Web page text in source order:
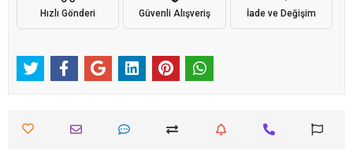
Hızlı Gönderi Güvenli Alışveriş İade ve Değişim